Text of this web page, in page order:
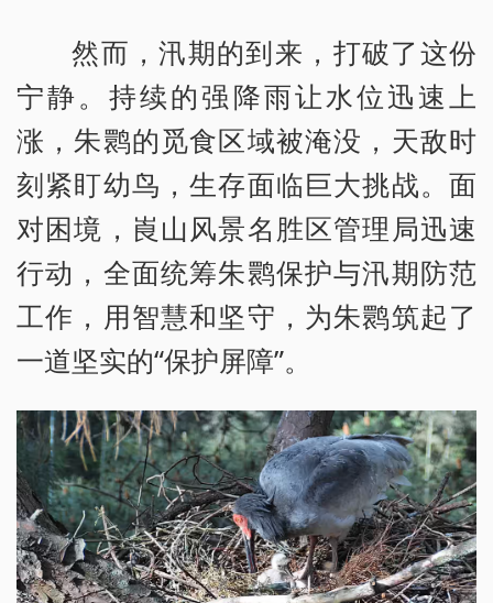
然而，汛期的到来，打破了这份
宁静。持续的强降雨让水位迅速上
涨，朱鹮的觅食区域被淹没，天敌时
刻紧盯幼鸟，生存面临巨大挑战。面
对困境，崀山风景名胜区管理局迅速
行动，全面统筹朱鹮保护与汛期防范
工作，用智慧和坚守，为朱鹮筑起了
一道坚实的“保护屏障”。